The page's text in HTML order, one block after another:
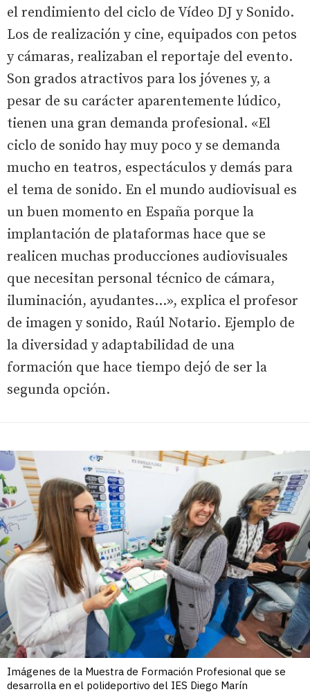
el rendimiento del ciclo de Vídeo DJ y Sonido.
Los de realización y cine, equipados con petos
y cámaras, realizaban el reportaje del evento.
Son grados atractivos para los jóvenes y, a
pesar de su carácter aparentemente lúdico,
tienen una gran demanda profesional. «El
ciclo de sonido hay muy poco y se demanda
mucho en teatros, espectáculos y demás para
el tema de sonido. En el mundo audiovisual es
un buen momento en España porque la
implantación de plataformas hace que se
realicen muchas producciones audiovisuales
que necesitan personal técnico de cámara,
iluminación, ayudantes...», explica el profesor
de imagen y sonido, Raúl Notario. Ejemplo de
la diversidad y adaptabilidad de una
formación que hace tiempo dejó de ser la
segunda opción.
Imágenes de la Muestra de Formación Profesional que se
desarrolla en el polideportivo del IES Diego Marín